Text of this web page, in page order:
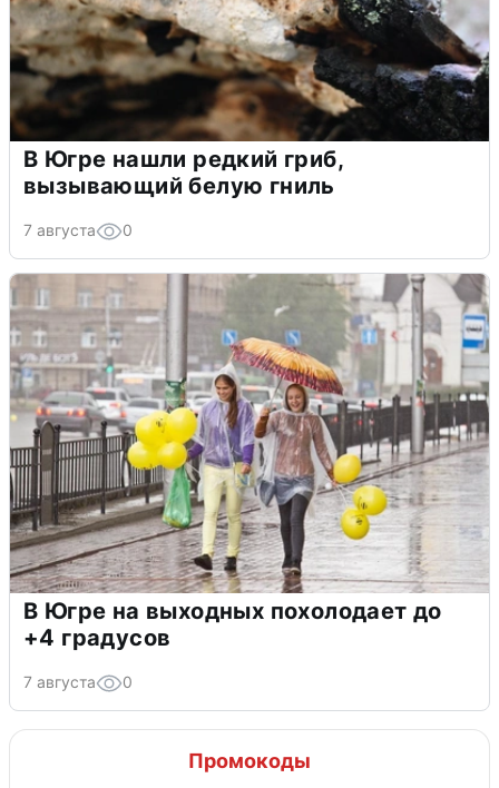
В Югре нашли редкий гриб,
вызывающий белую гниль
7 августа 0
В Югре на выходных похолодает до
+4 градусов
7 августа 0
Промокоды